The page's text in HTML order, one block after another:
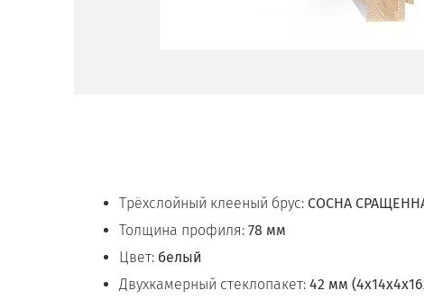
Трёхслойный клееный брус: СОСНА
Толщина профиля: 78 мм
Цвет: белый
Двухкамерный стеклопакет: 42 мм